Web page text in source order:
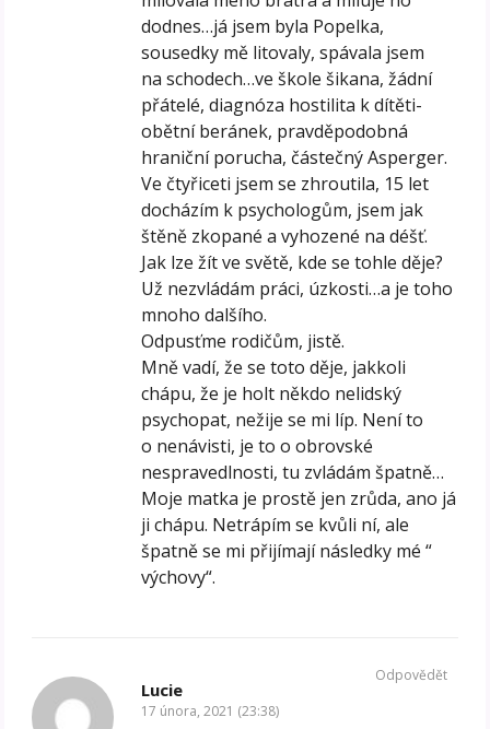
dodnes…já jsem byla Popelka,
sousedky mě litovaly, spávala jsem
na schodech…ve škole šikana, žádní
přátelé, diagnóza hostilita k dítěti-
obětní beránek, pravděpodobná
hraniční porucha, částečný Asperger.
Ve čtyřiceti jsem se zhroutila, 15 let
docházím k psychologům, jsem jak
štěně zkopané a vyhozené na déšť.
Jak lze žít ve světě, kde se tohle děje?
Už nezvládám práci, úzkosti…a je toho
mnoho dalšího.
Odpusťme rodičům, jistě.
Mně vadí, že se toto děje, jakkoli
chápu, že je holt někdo nelidský
psychopat, nežije se mi líp. Není to
o nenávisti, je to o obrovské
nespravedlnosti, tu zvládám špatně…
Moje matka je prostě jen zrůda, ano já
ji chápu. Netrápím se kvůli ní, ale
špatně se mi přijímají následky mé “
výchovy“.
Lucie
17 února, 2021 (23:38)
Odpovědět